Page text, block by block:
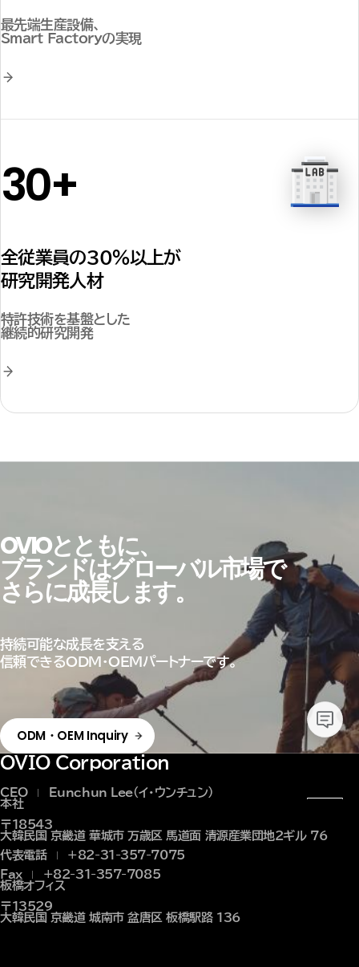
最先端生産設備、
Smart Factoryの実現
30+
全従業員の30%以上が
研究開発人材
特許技術を基盤とした
継続的研究開発
OVIOとともに、
ブランドはグローバル市場で
さらに成長します。
持続可能な成長を支える
信頼できるODM・OEMパートナーです。
ODM・OEM Inquiry
OVIO Corporation
CEO
Eunchun Lee（イ・ウンチュン)
本社
〒18543
大韓民国 京畿道 華城市 万歳区 馬道面 清源産業団地2ギル 76
代表電話
+82-31-357-7075
Fax
+82-31-357-7085
板橋オフィス
〒13529
大韓民国 京畿道 城南市 盆唐区 板橋駅路 136